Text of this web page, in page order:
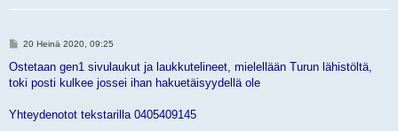
V
e
t
20 Heinä 2020, 09:25
Ostetaan gen1 sivulaukut ja laukkutelineet, mielellään Turun lähistöltä,
toki posti kulkee jossei ihan hakuetäisyydellä ole
Yhteydenotot tekstarilla 0405409145